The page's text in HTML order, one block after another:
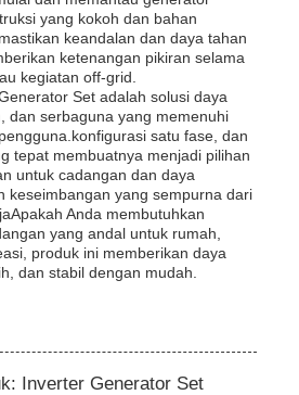
Rumah
rendah
yang kokoh dan bahan
keandalan dan daya tahan
ketenangan pikiran selama
kegiatan off-grid.
Set adalah solusi daya
dan serbaguna yang memenuhi
satu fase, dan
tepat membuatnya menjadi pilihan
untuk cadangan dan daya
keseimbangan yang sempurna dari
Anda membutuhkan
yang andal untuk rumah,
produk ini memberikan daya
dan stabil dengan mudah.
Inverter Generator Set